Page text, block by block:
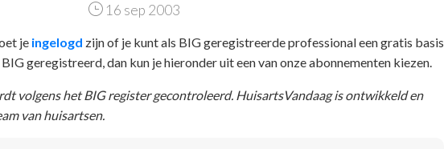
16 sep 2003
je ingelogd zijn of je kunt als BIG geregistreerde professional een gratis basis
BIG geregistreerd, dan kun je hieronder uit een van onze abonnementen kiezen.
volgens het BIG register gecontroleerd. HuisartsVandaag is ontwikkeld en
van huisartsen.